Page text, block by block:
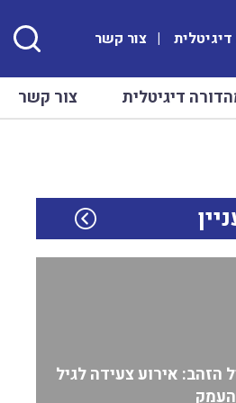
צור קשר
דיגיטלית צור קשר
הזהב: אירוע צעידה לגיל